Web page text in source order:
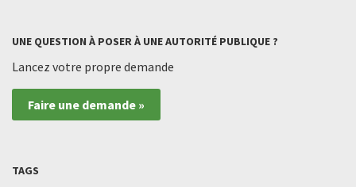
UNE QUESTION À POSER À UNE AUTORITÉ PUBLIQUE ?
Lancez votre propre demande
Faire une demande »
TAGS